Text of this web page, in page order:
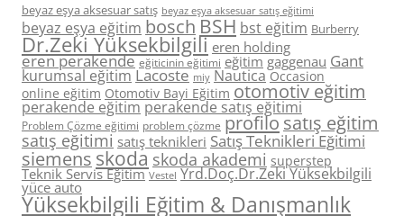
beyaz eşya aksesuar satış beyaz eşya aksesuar satış eğitimi
beyaz eşya eğitim boschBSH bst eğitim Burberry
Dr.Zeki Yüksekbilgili eren holding
eren perakende eğiticinin eğitimi eğitim gaggenau Gant
kurumsal eğitim Lacoste miy Nautica Occasion
online eğitim Otomotiv Bayi Eğitim otomotiv eğitim
perakende eğitim perakende satış eğitimi
Problem Çözme eğitimi problem çözme profilosatış eğitim
satış eğitimi satış teknikleri Satış Teknikleri Eğitimi
siemens skoda skoda akademi superstep
Teknik Servis Eğitim Vestel Yrd.Doç.Dr.Zeki Yüksekbilgili
yüce auto
Yüksekbilgili Eğitim & Danışmanlık